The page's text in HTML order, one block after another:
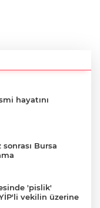
hayatını
Bursa
'pislik'
vekilin üzerine